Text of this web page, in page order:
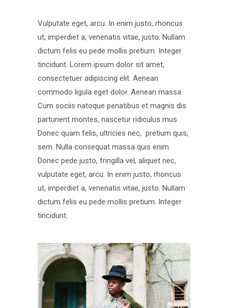
Vulputate eget, arcu. In enim justo, rhoncus
ut, imperdiet a, venenatis vitae, justo. Nullam
dictum felis eu pede mollis pretium. Integer
tincidunt. Lorem ipsum dolor sit amet,
consectetuer adipiscing elit. Aenean
commodo ligula eget dolor. Aenean massa.
Cum sociis natoque penatibus et magnis dis
parturient montes, nascetur ridiculus mus.
Donec quam felis, ultricies nec, pretium quis,
sem. Nulla consequat massa quis enim.
Donec pede justo, fringilla vel, aliquet nec,
vulputate eget, arcu. In enim justo, rhoncus
ut, imperdiet a, venenatis vitae, justo. Nullam
dictum felis eu pede mollis pretium. Integer
tincidunt.